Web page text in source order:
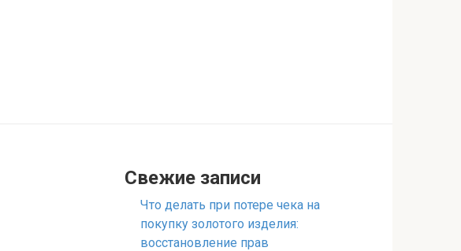
Свежие записи
Что делать при потере чека на
покупку золотого изделия:
восстановление прав